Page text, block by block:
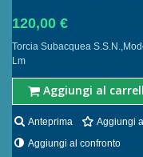
120,00 €
Torcia Subacquea
Lm
Aggiungi al
Anteprima Aggiungi
Aggiungi al confronto